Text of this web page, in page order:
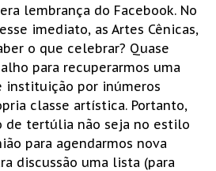
lembrança do Facebook. No
imediato, as Artes Cênicas,
o que celebrar? Quase
para recuperarmos uma
instituição por inúmeros
classe artística. Portanto,
de tertúlia não seja no estilo
para agendarmos nova
discussão uma lista (para